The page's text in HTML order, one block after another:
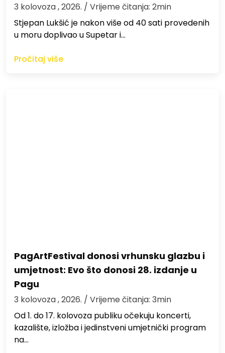
3 kolovoza , 2026. / Vrijeme čitanja: 2min
St​jepan Lukšić je nakon više od 40 sati provedenih
u moru doplivao u Supetar i…
Pročitaj više
PagArtFestival donosi vrhunsku glazbu i
umjetnost: Evo što donosi 28. izdanje u
Pagu
3 kolovoza , 2026. / Vrijeme čitanja: 3min
Od 1. do 17. kolovoza publiku očekuju koncerti,
kazalište, izložba i jedinstveni umjetnički program
na…